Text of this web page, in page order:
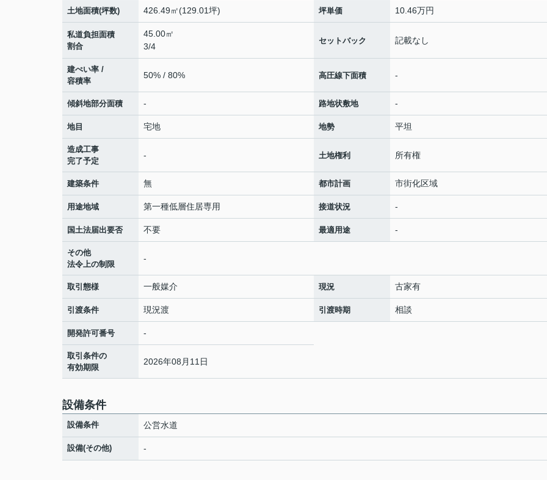
土地面積(坪数) 426.49㎡(129.01坪) 坪単価 10.46万円
私道負担面積
割合
45.00㎡
3/4
セットバック 記載なし
建ぺい率 /
容積率
50% / 80% 高圧線下面積 -
傾斜地部分面積 - 路地状敷地 -
地目 宅地 地勢 平坦
造成工事
完了予定
- 土地権利 所有権
建築条件 無 都市計画 市街化区域
用途地域 第一種低層住居専用 接道状況 -
国土法届出要否 不要 最適用途 -
その他
法令上の制限
-
取引態様 一般媒介 現況 古家有
引渡条件 現況渡 引渡時期 相談
開発許可番号 -
取引条件の
有効期限
2026年08月11日
設備条件
設備条件 公営水道
設備(その他) -